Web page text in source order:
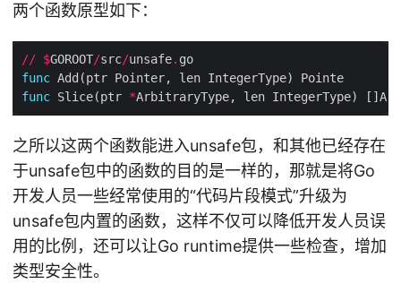
两个函数原型如下：
// $GOROOT/src/unsafe.
func
func Slice(ptr *
之所以这两个函数能进入unsafe包，和其他已经存在
于unsafe包中的函数的目的是一样的，那就是将Go
开发人员一些经常使用的“代码片段模式”升级为
unsafe包内置的函数，这样不仅可以降低开发人员误
用的比例，还可以让Go runtime提供一些检查，增加
类型安全性。